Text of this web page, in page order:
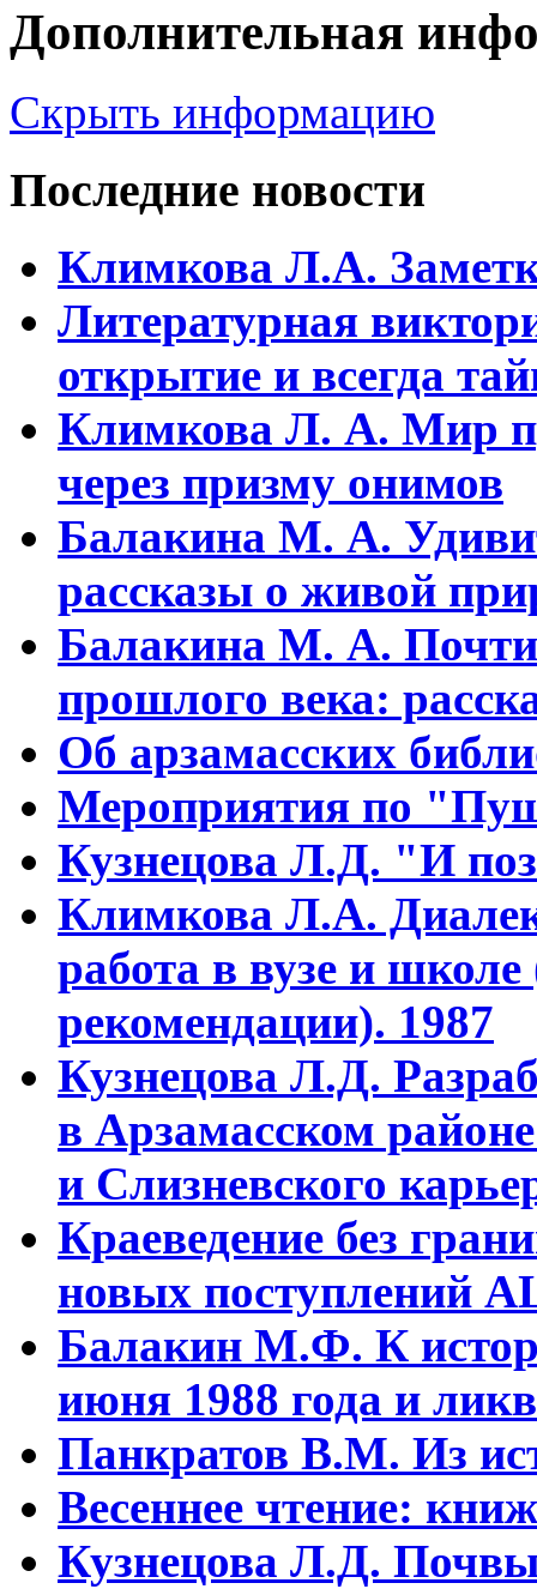
Дополнительная
Скрыть информацию
Последние новости
Климкова Л.А.
Литературная
открытие и всегда
Климкова Л. А. Мир
через призму онимов
Балакина М. А.
рассказы о живой
Балакина М. А. Почти
прошлого века:
Об арзамасских
Мероприятия по
Кузнецова Л.Д. "И
Климкова Л.А.
работа в вузе и
рекомендации). 1987
Кузнецова Л.Д.
в Арзамасском
и Слизневского
Краеведение без
новых поступлений
Балакин М.Ф. К
июня 1988 года и
Панкратов В.М. Из
Весеннее чтение:
Кузнецова Л.Д. Почвы